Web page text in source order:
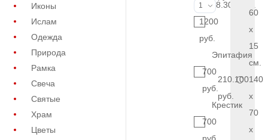
Иконы
Ислам
Одежда
Природа
Рамка
Свеча
Святые
Храм
Цветы
Фото на
1
8.300 руб.
1200
руб.
Эпитафия
700
руб.
Крестик
700
60
x
15
см.
210.100
руб.
140
x
70
x